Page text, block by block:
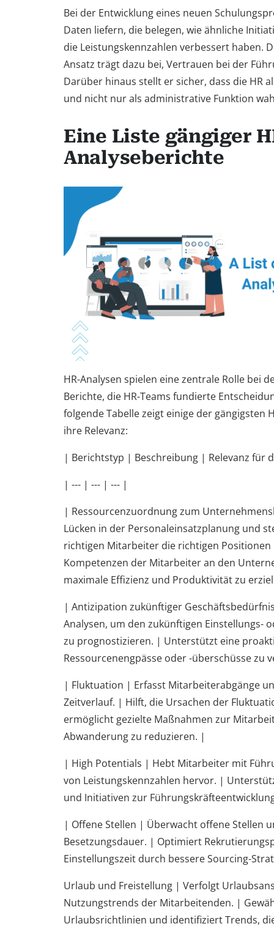
Bei der Entwicklung eines neuen
Daten liefern, die belegen, wie ähnliche
die Leistungskennzahlen verbessert haben.
Ansatz trägt dazu bei, Vertrauen bei der
Darüber hinaus stellt er sicher, dass die HR
und nicht nur als administrative Funktion
Eine Liste gängiger
Analyseberichte
HR-Analysen spielen eine zentrale Rolle bei
Berichte, die HR-Teams fundierte
folgende Tabelle zeigt einige der gängigsten
ihre Relevanz:
| Berichtstyp | Beschreibung | Relevanz für
| --- | --- | --- |
| Ressourcenzuordnung zum
Lücken in der Personaleinsatzplanung und
richtigen Mitarbeiter die richtigen
Kompetenzen der Mitarbeiter an den
maximale Effizienz und Produktivität zu
| Antizipation zukünftiger
Analysen, um den zukünftigen Einstellungs-
zu prognostizieren. | Unterstützt eine
Ressourcenengpässe oder -überschüsse zu
| Fluktuation | Erfasst Mitarbeiterabgänge
Zeitverlauf. | Hilft, die Ursachen der
ermöglicht gezielte Maßnahmen zur
Abwanderung zu reduzieren. |
| High Potentials | Hebt Mitarbeiter mit
von Leistungskennzahlen hervor. |
und Initiativen zur
| Offene Stellen | Überwacht offene Stellen
Besetzungsdauer. | Optimiert
Einstellungszeit durch bessere Sourcing-
Urlaub und Freistellung | Verfolgt
Nutzungstrends der Mitarbeitenden. |
Urlaubsrichtlinien und identifiziert Trends,